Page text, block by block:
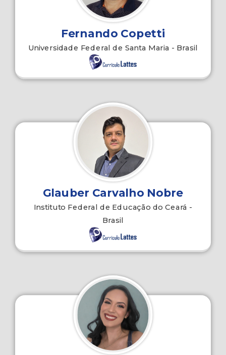
Fernando Copetti
Universidade Federal de Santa Maria - Brasil
Glauber Carvalho Nobre
Instituto Federal de Educação do Ceará -
Brasil